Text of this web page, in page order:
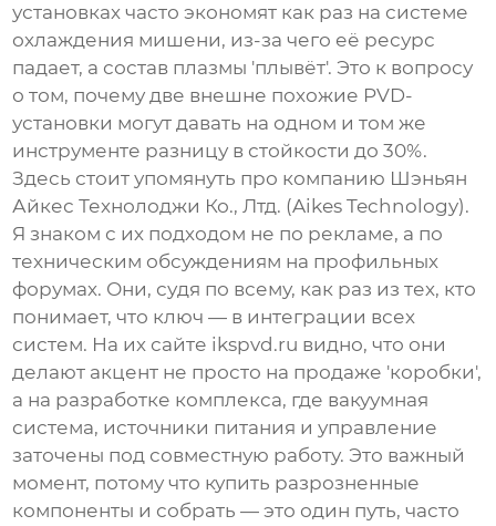
установках часто экономят как раз на системе
охлаждения мишени, из-за чего её ресурс
падает, а состав плазмы 'плывёт'. Это к вопросу
о том, почему две внешне похожие PVD-
установки могут давать на одном и том же
инструменте разницу в стойкости до 30%.
Здесь стоит упомянуть про компанию Шэньян
Айкес Технолоджи Ко., Лтд. (Aikes Technology).
Я знаком с их подходом не по рекламе, а по
техническим обсуждениям на профильных
форумах. Они, судя по всему, как раз из тех, кто
понимает, что ключ — в интеграции всех
систем. На их сайте ikspvd.ru видно, что они
делают акцент не просто на продаже 'коробки',
а на разработке комплекса, где вакуумная
система, источники питания и управление
заточены под совместную работу. Это важный
момент, потому что купить разрозненные
компоненты и собрать — это один путь, часто